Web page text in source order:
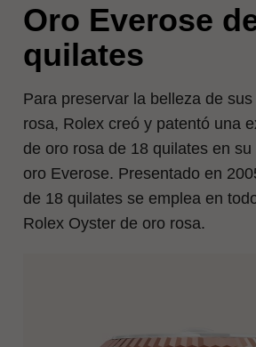
Oro Everose
quilates
Para preservar la belleza de
rosa, Rolex creó y patentó una
de oro rosa de 18 quilates en
oro Everose. Presentado en
de 18 quilates se emplea en
Rolex Oyster de oro rosa.